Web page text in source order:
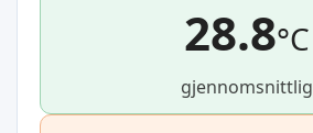
28.8°C
gjennomsnittlig